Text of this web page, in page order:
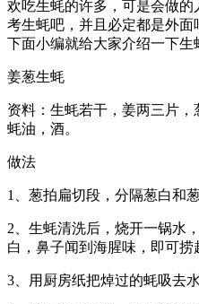
欢吃生蚝的许多，可是会做
考生蚝吧，并且必定都是外
下面小编就给大家介绍一下生
姜葱生蚝
资料：生蚝若干，姜两三片，
蚝油，酒。
做法
1、葱拍扁切段，分隔葱白和
2、生蚝清洗后，烧开一锅水
白，鼻子闻到海腥味，即可捞
3、用厨房纸把焯过的蚝吸去水